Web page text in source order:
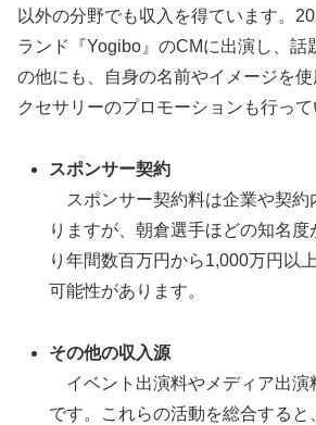
以外の分野でも収入を得ています。
ランド『Yogibo』のCMに出演し、話
の他にも、自身の名前やイメージを
クセサリーのプロモーションも行って
スポンサー契約
スポンサー契約料は企業や契約
りますが、朝倉選手ほどの知名度
り年間数百万円から1,000万円以
可能性があります。
その他の収入源
イベント出演料やメディア出演
です。これらの活動を総合すると